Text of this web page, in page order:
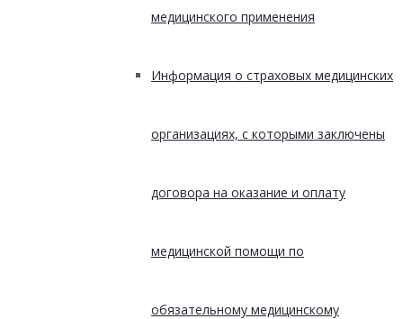
медицинского применения
Информация о страховых медицинских
организациях, с которыми заключены
договора на оказание и оплату
медицинской помощи по
обязательному медицинскому